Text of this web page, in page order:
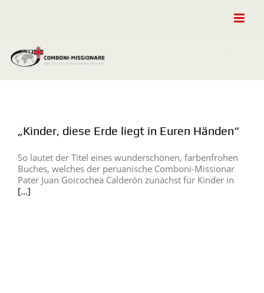
„Kinder, diese Erde liegt in Euren Händen“
So lautet der Titel eines wunderschönen, farbenfrohen
Buches, welches der peruanische Comboni-Missionar
Pater Juan Goicochea Calderón zunächst für Kinder in
[...]